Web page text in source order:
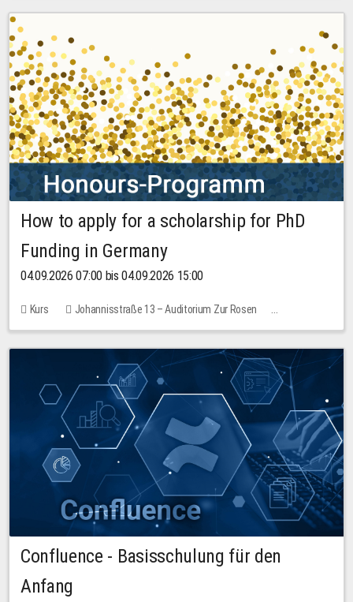
How to apply for a scholarship for PhD
Funding in Germany
04.09.2026 07:00 bis 04.09.2026 15:00
Kurs
Johannisstraße 13 – Auditorium Zur Rosen
Keine freien Plätze
Confluence - Basisschulung für den
Anfang